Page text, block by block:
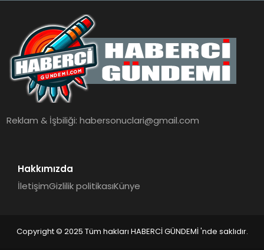
Reklam & İşbiliği:habersonuclari@gmail.com
Hakkımızda
İletişimGizlilik politikasıKünye
Copyright © 2025 Tüm hakları HABERCİ GÜNDEMİ 'nde saklıdır.